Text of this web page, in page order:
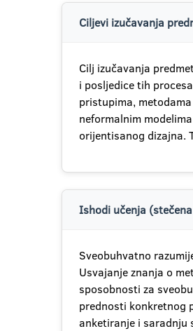
Ciljevi izučavanja
Cilj izučavanja
i posljedice tih
pristupima,
neformalnim
orijentisanog dizajna.
Ishodi učenja
Sveobuhvatno
Usvajanje znanja o
sposobnosti za
prednosti konkretnog
anketiranje i saradnju